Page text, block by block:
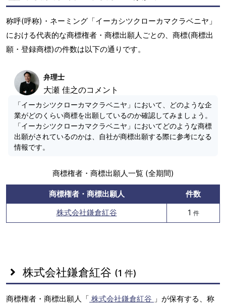
称呼(呼称)・ネーミング「イーカシツクローカマクラベニヤ」
における代表的な商標権者・商標出願人ごとの、商標(商標出
願・登録商標)の件数は以下の通りです。
弁理士
大瀬 佳之のコメント
「イーカシツクローカマクラベニヤ」において、どのような企
業がどのくらい商標を出願しているのか確認してみましょう。
「イーカシツクローカマクラベニヤ」においてどのような商標
出願がされているのかは、自社が商標出願する際に参考になる
情報です。
商標権者・商標出願人一覧 (全期間)
商標権者・商標出願人
件数
株式会社鎌倉紅谷
1 件
株式会社鎌倉紅谷 (1 件)
商標権者・商標出願人「 株式会社鎌倉紅谷 」が保有する、称